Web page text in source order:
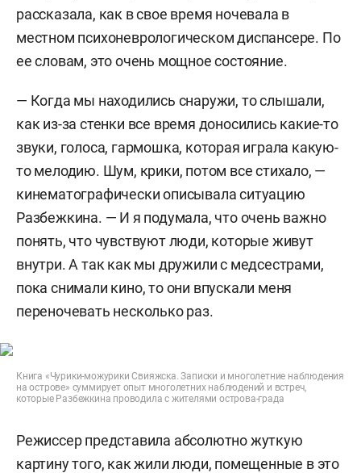
рассказала, как в свое время ночевала в
местном психоневрологическом диспансере. По
ее словам, это очень мощное состояние.
— Когда мы находились снаружи, то слышали,
как из-за стенки все время доносились какие-то
звуки, голоса, гармошка, которая играла какую-
то мелодию. Шум, крики, потом все стихало, —
кинематографически описывала ситуацию
Разбежкина. — И я подумала, что очень важно
понять, что чувствуют люди, которые живут
внутри. А так как мы дружили с медсестрами,
пока снимали кино, то они впускали меня
переночевать несколько раз.
Книга «Чурики-можурики Свияжска. Записки и многолетние наблюдения
на острове» суммирует опыт многолетних наблюдений и встреч,
которые Разбежкина проводила с жителями острова-града
Режиссер представила абсолютно жуткую
картину того, как жили люди, помещенные в это